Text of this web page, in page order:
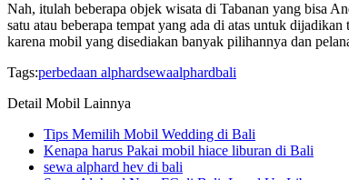
Nah, itulah beberapa objek wisata di Tabanan yang bisa
satu atau beberapa tempat yang ada di atas untuk
karena mobil yang disediakan banyak pilihannya dan
Tags:perbedaan alphardsewaalphardbali
Detail Mobil Lainnya
Tips Memilih Mobil Wedding di Bali
Kenapa harus Pakai mobil hiace liburan di Bali
sewa alphard hev di bali